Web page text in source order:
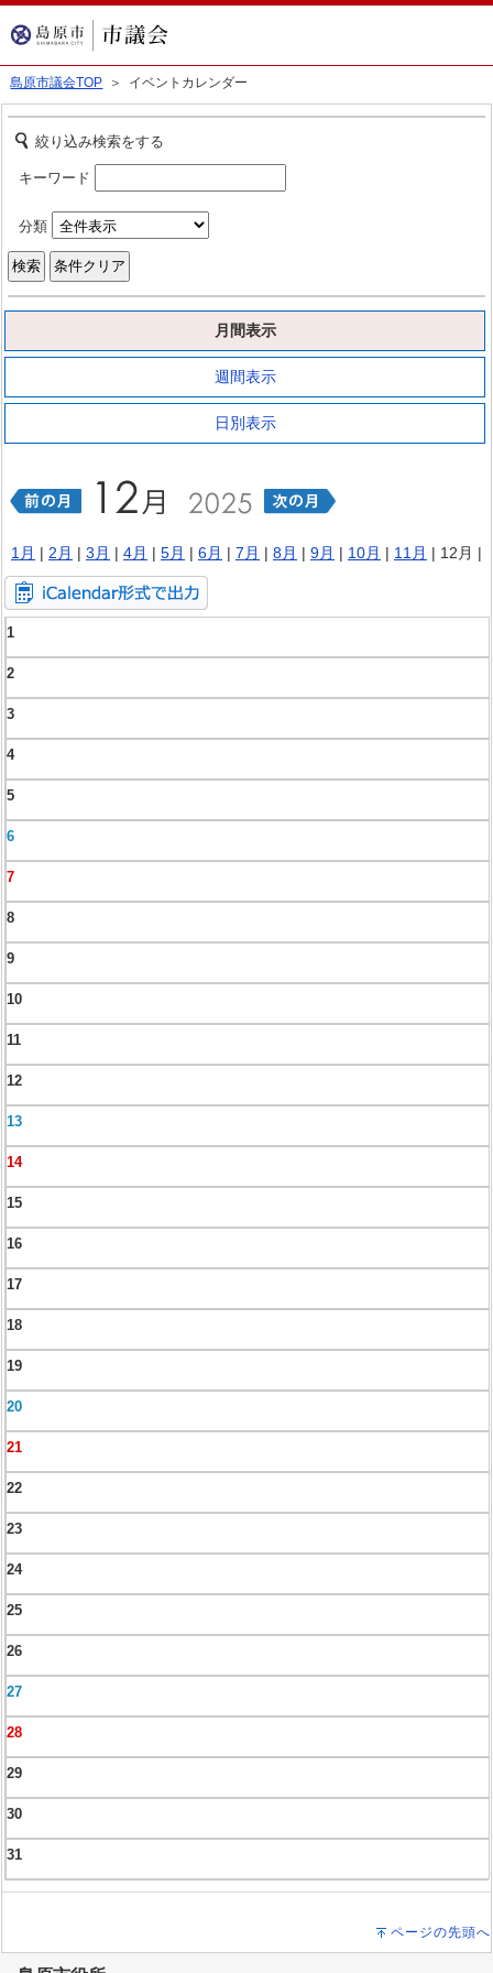
島原市議会TOP ＞ イベントカレンダー
絞り込み検索をする
キーワード
分類
月間表示
週間表示
日別表示
1月 | 2月 | 3月 | 4月 | 5月 | 6月 | 7月 | 8月 | 9月 | 10月 | 11月 | 12月 |
1
2
3
4
5
6
7
8
9
10
11
12
13
14
15
16
17
18
19
20
21
22
23
24
25
26
27
28
29
30
31
ページの先頭へ